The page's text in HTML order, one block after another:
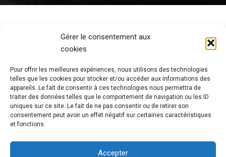
Gérer le consentement aux
cookies
Pour offrir les meilleures expériences, nous utilisons des technologies
telles que les cookies pour stocker et/ou accéder aux informations des
appareils. Le fait de consentir à ces technologies nous permettra de
traiter des données telles que le comportement de navigation ou les ID
uniques sur ce site. Le fait de ne pas consentir ou de retirer son
consentement peut avoir un effet négatif sur certaines caractéristiques
et fonctions.
Accepter